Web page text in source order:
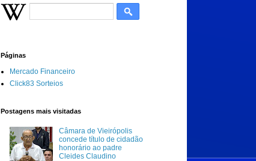
Páginas
Mercado Financeiro
Click83 Sorteios
Postagens mais visitadas
Câmara de Vieirópolis
concede título de cidadão
honorário ao padre
Cleides Claudino